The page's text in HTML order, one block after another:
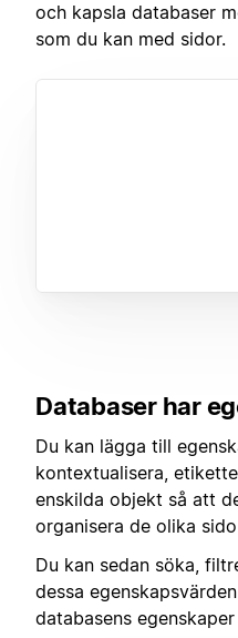
och kapsla databaser
som du kan med sidor.
Databaser har
Du kan lägga till
kontextualisera,
enskilda objekt så att
organisera de olika
Du kan sedan söka,
dessa
databasens egenskaper